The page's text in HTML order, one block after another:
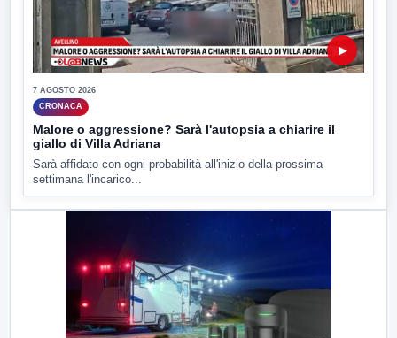
▶
7 AGOSTO 2026
CRONACA
Malore o aggressione? Sarà l'autopsia a chiarire il
giallo di Villa Adriana
Sarà affidato con ogni probabilità all'inizio della prossima
settimana l'incarico...